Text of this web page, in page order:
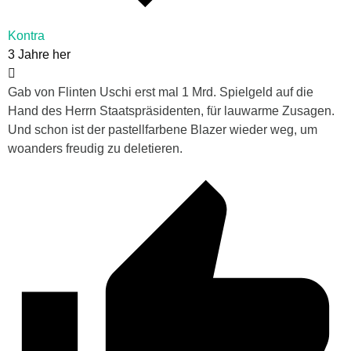
Kontra
3 Jahre her
Gab von Flinten Uschi erst mal 1 Mrd. Spielgeld auf die
Hand des Herrn Staatspräsidenten, für lauwarme Zusagen.
Und schon ist der pastellfarbene Blazer wieder weg, um
woanders freudig zu deletieren.